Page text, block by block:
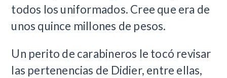
todos los uniformados. Cree que era de
unos quince millones de pesos.
Un perito de carabineros le tocó revisar
las pertenencias de Didier, entre ellas,